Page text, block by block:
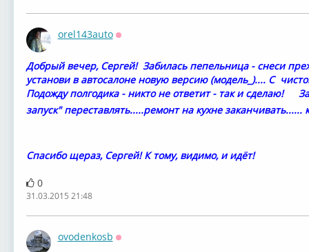
orel143auto
Добрый вечер, Сергей! Забилась пепельница - снеси
установи в автосалоне новую версию (модель_).... С
Подожду полгодика - никто не ответит - так и сделаю!
запуск" переставлять.....ремонт на кухне
Спасибо щераз, Сергей! К тому, видимо, и идёт!
0
31.03.2015 21:48
ovodenkosb